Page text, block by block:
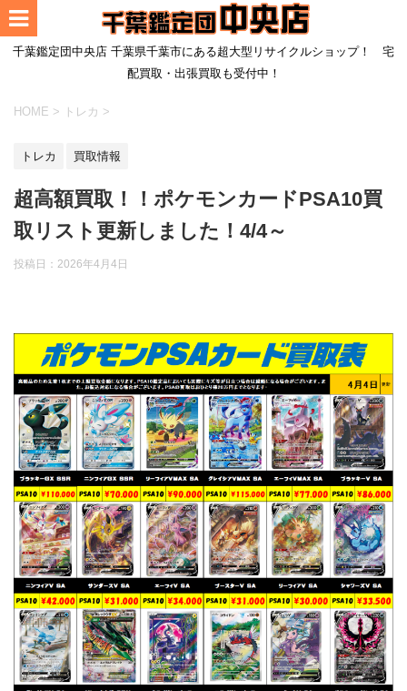
千葉鑑定団中央店 千葉県千葉市にある超大型リサイクルショップ！ 宅
配買取・出張買取も受付中！
HOME > トレカ >
トレカ 買取情報
超高額買取！！ポケモンカードPSA10買
取リスト更新しました！4/4～
投稿日： 2026年4月4日